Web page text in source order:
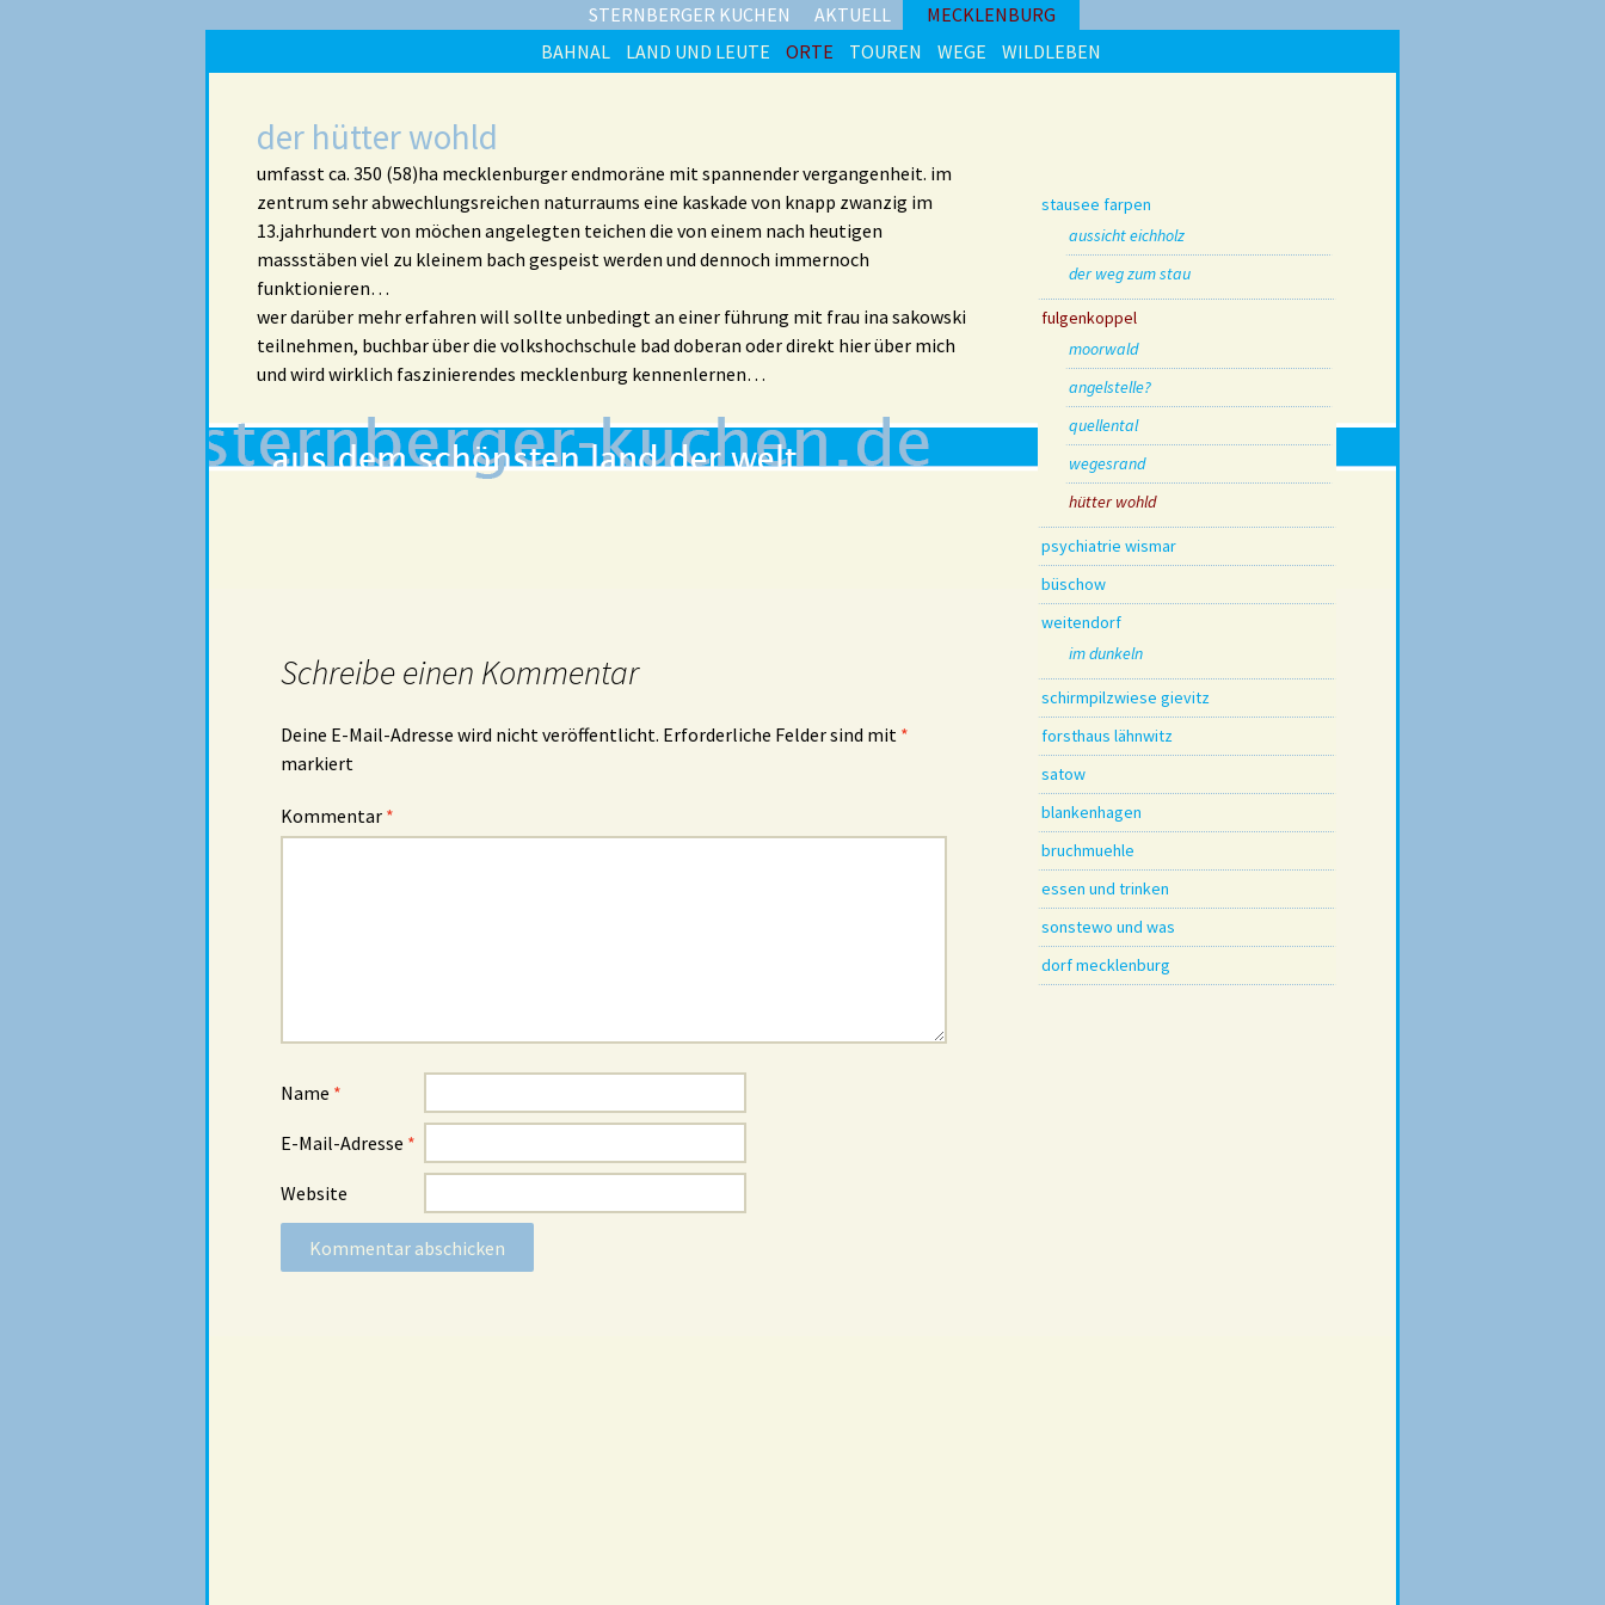
STERNBERGER KUCHEN AKTUELL
MECKLENBURG
BAHNAL
LAND UND LEUTE ORTE TOUREN WEGE WILDLEBEN
der hütter wohld
umfasst ca. 350 (58)ha mecklenburger endmoräne mit spannender vergangenheit. im
zentrum sehr abwechlungsreichen naturraums eine kaskade von knapp zwanzig im
13.jahrhundert von möchen angelegten teichen die von einem nach heutigen
massstäben viel zu kleinem bach gespeist werden und dennoch immernoch
funktionieren…
wer darüber mehr erfahren will sollte unbedingt an einer führung mit frau ina sakowski
teilnehmen, buchbar über die volkshochschule bad doberan oder direkt hier über mich
und wird wirklich faszinierendes mecklenburg kennenlernen…
Schreibe einen Kommentar
Deine E-Mail-Adresse wird nicht veröffentlicht. Erforderliche Felder sind mit *
markiert
Kommentar *
Name *
E-Mail-Adresse *
Website
stausee farpen
aussicht eichholz
der weg zum stau
fulgenkoppel
moorwald
angelstelle?
quellental
wegesrand
hütter wohld
psychiatrie wismar
büschow
weitendorf
im dunkeln
schirmpilzwiese gievitz
forsthaus lähnwitz
satow
blankenhagen
bruchmuehle
essen und trinken
sonstewo und was
dorf mecklenburg